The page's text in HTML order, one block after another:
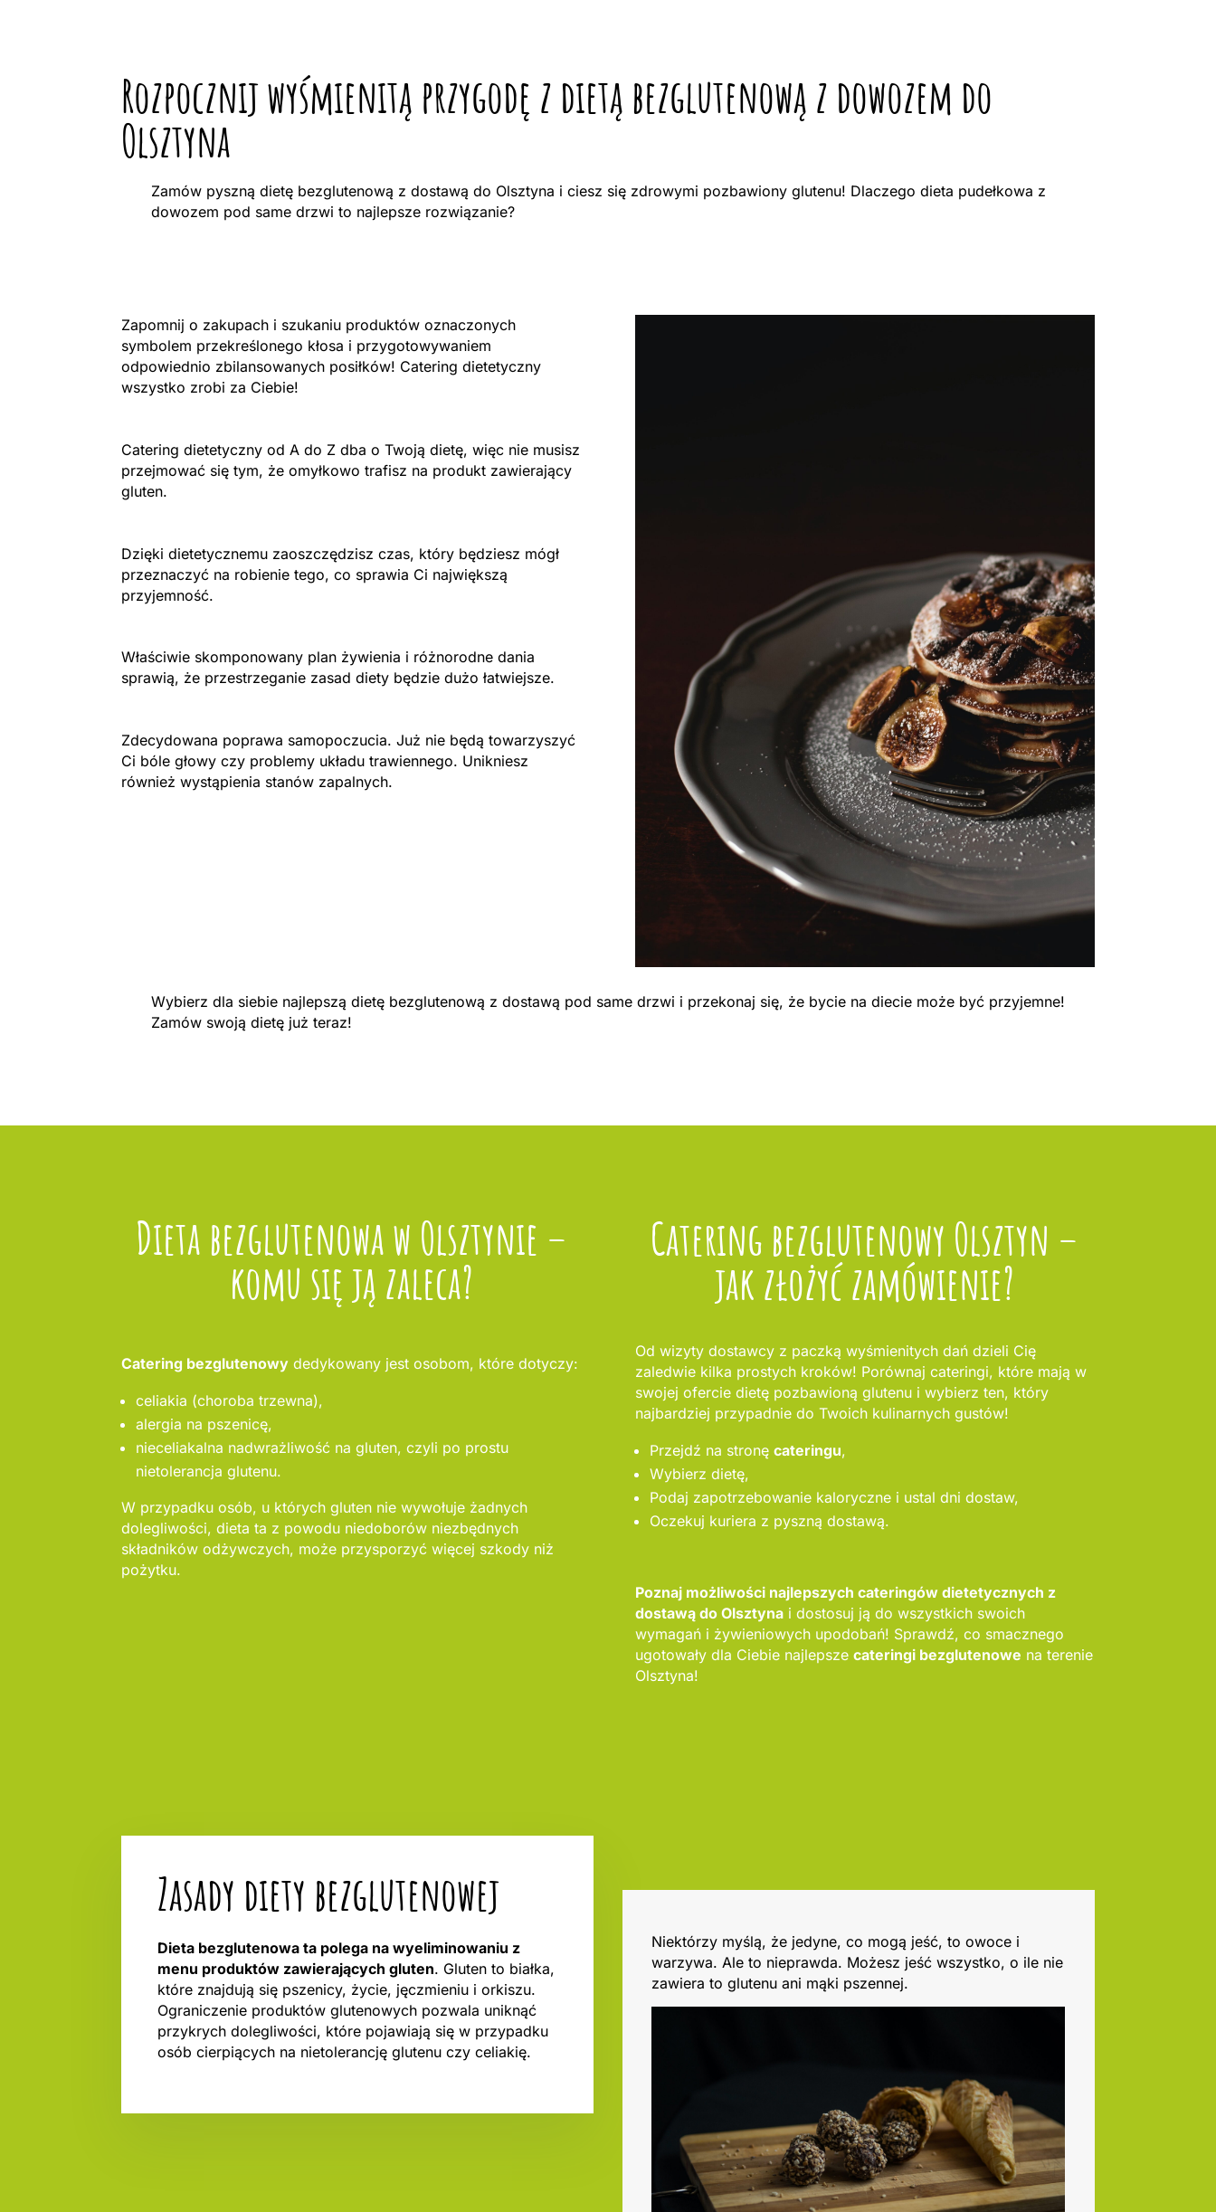
Rozpocznij wyśmienitą przygodę z dietą bezglutenową z dowozem do
Olsztyna
Zamów pyszną dietę bezglutenową z dostawą do Olsztyna i ciesz się zdrowymi pozbawiony glutenu! Dlaczego dieta pudełkowa z
dowozem pod same drzwi to najlepsze rozwiązanie?
Zapomnij o zakupach i szukaniu produktów oznaczonych
symbolem przekreślonego kłosa i przygotowywaniem
odpowiednio zbilansowanych posiłków! Catering dietetyczny
wszystko zrobi za Ciebie!
Catering dietetyczny od A do Z dba o Twoją dietę, więc nie musisz
przejmować się tym, że omyłkowo trafisz na produkt zawierający
gluten.
Dzięki dietetycznemu zaoszczędzisz czas, który będziesz mógł
przeznaczyć na robienie tego, co sprawia Ci największą
przyjemność.
Właściwie skomponowany plan żywienia i różnorodne dania
sprawią, że przestrzeganie zasad diety będzie dużo łatwiejsze.
Zdecydowana poprawa samopoczucia. Już nie będą towarzyszyć
Ci bóle głowy czy problemy układu trawiennego. Unikniesz
również wystąpienia stanów zapalnych.
Wybierz dla siebie najlepszą dietę bezglutenową z dostawą pod same drzwi i przekonaj się, że bycie na diecie może być przyjemne!
Zamów swoją dietę już teraz!
Dieta bezglutenowa w Olsztynie –
komu się ją zaleca?
Catering bezglutenowy dedykowany jest osobom, które dotyczy:
celiakia (choroba trzewna),
alergia na pszenicę,
nieceliakalna nadwrażliwość na gluten, czyli po prostu
nietolerancja glutenu.
W przypadku osób, u których gluten nie wywołuje żadnych
dolegliwości, dieta ta z powodu niedoborów niezbędnych
składników odżywczych, może przysporzyć więcej szkody niż
pożytku.
Catering bezglutenowy Olsztyn –
jak złożyć zamówienie?
Od wizyty dostawcy z paczką wyśmienitych dań dzieli Cię
zaledwie kilka prostych kroków! Porównaj cateringi, które mają w
swojej ofercie dietę pozbawioną glutenu i wybierz ten, który
najbardziej przypadnie do Twoich kulinarnych gustów!
Przejdź na stronę cateringu,
Wybierz dietę,
Podaj zapotrzebowanie kaloryczne i ustal dni dostaw,
Oczekuj kuriera z pyszną dostawą.
Poznaj możliwości najlepszych cateringów dietetycznych z
dostawą do Olsztynai dostosuj ją do wszystkich swoich
wymagań i żywieniowych upodobań! Sprawdź, co smacznego
ugotowały dla Ciebie najlepsze cateringi bezglutenowe na terenie
Olsztyna!
Zasady diety bezglutenowej
Dieta bezglutenowa ta polega na wyeliminowaniu z
menu produktów zawierających gluten. Gluten to białka,
które znajdują się pszenicy, życie, jęczmieniu i orkiszu.
Ograniczenie produktów glutenowych pozwala uniknąć
przykrych dolegliwości, które pojawiają się w przypadku
osób cierpiących na nietolerancję glutenu czy celiakię.
Niektórzy myślą, że jedyne, co mogą jeść, to owoce i
warzywa. Ale to nieprawda. Możesz jeść wszystko, o ile nie
zawiera to glutenu ani mąki pszennej.